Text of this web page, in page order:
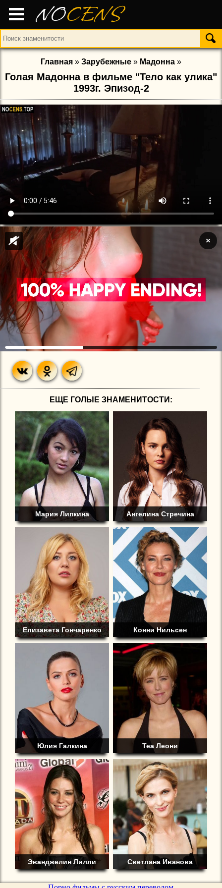
NOCENS
Главная » Зарубежные » Мадонна »
Голая Мадонна в фильме "Тело как улика"
1993г. Эпизод-2
ЕЩЕ ГОЛЫЕ ЗНАМЕНИТОСТИ:
Мария Липкина Ангелина Стречина
Елизавета Гончаренко Конни Нильсен
Юлия Галкина Теа Леони
Эванджелин Лилли Светлана Иванова